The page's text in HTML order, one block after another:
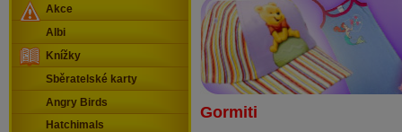
Gormiti
Akce
Albi
Knížky
Sběratelské karty
Angry Birds
Hatchimals